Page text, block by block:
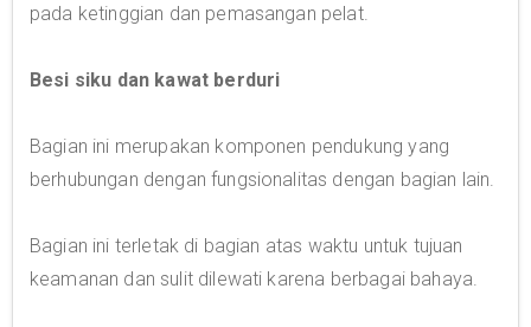
pada ketinggian dan pemasangan pelat.
Besi siku dan kawat berduri
Bagian ini merupakan komponen pendukung yang
berhubungan dengan fungsionalitas dengan bagian lain.
Bagian ini terletak di bagian atas waktu untuk tujuan
keamanan dan sulit dilewati karena berbagai bahaya.